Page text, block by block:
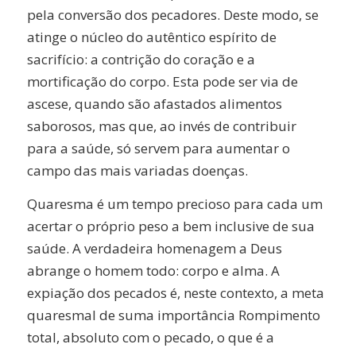
pela conversão dos pecadores. Deste modo, se
atinge o núcleo do autêntico espírito de
sacrifício: a contrição do coração e a
mortificação do corpo. Esta pode ser via de
ascese, quando são afastados alimentos
saborosos, mas que, ao invés de contribuir
para a saúde, só servem para aumentar o
campo das mais variadas doenças.
Quaresma é um tempo precioso para cada um
acertar o próprio peso a bem inclusive de sua
saúde. A verdadeira homenagem a Deus
abrange o homem todo: corpo e alma. A
expiação dos pecados é, neste contexto, a meta
quaresmal de suma importância Rompimento
total, absoluto com o pecado, o que é a